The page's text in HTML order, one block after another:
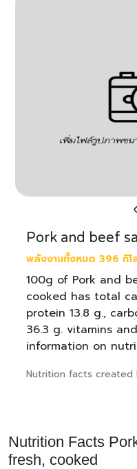
Pork and beef
พลังงานทั้งหมด 396 กิโ
100g of Pork and
cooked has total
protein 13.8 g.,
36.3 g. vitamins
information on
Nutrition facts created
Nutrition Facts
fresh, cooked